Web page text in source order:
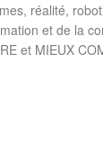
réalité,
et de la
et MIEUX